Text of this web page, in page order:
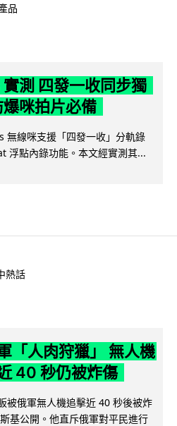
品
測 四發一收同步獨
咪拍片必備
無線咪支援「四發一收」分軌錄
浮點內錄功能。本文經實測其...
熱話
「人肉狩獵」 無人機
40 秒仍被炸傷
被俄軍無人機追擊近 40 秒後被炸
基公開。他直斥俄軍對平民進行